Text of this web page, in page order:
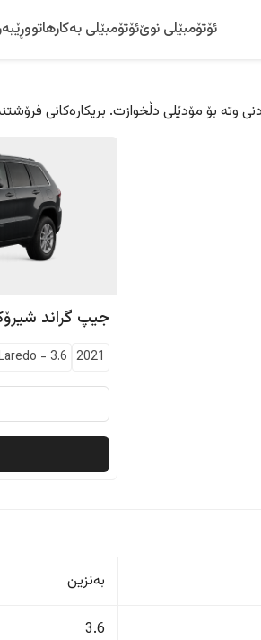
ئۆتۆمبێلی نوێئۆتۆمبێلی بەکارهاتوو
وتە بۆ مۆدێلی دڵخوازت. بریکارەکانی
جیپ گراند
2021
- 3.6
بەنزین
3.6